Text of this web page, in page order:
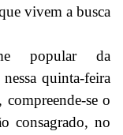
vivem a busca
popular da
quinta-feira
se o
consagrado, no